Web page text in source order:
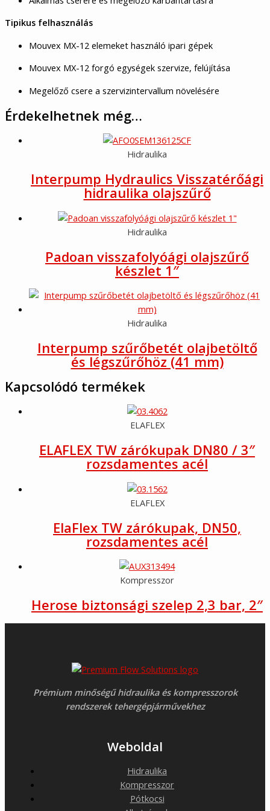
Tipikus felhasználás
Mouvex MX-12 elemeket használó ipari gépek
Mouvex MX-12 forgó egységek szervize, felújítása
Megelőző csere a szervizintervallum növelésére
Érdekelhetnek még…
Hidraulika
Interpump Hydraulics Visszatérőági
hidraulika olajszűrő
Hidraulika
Padoan visszafolyóági olajszűrő
készlet 1″
Hidraulika
Interpump szűrőbetét olajbetöltő
és légszűrőhöz (41 mm)
Kapcsolódó termékek
ELAFLEX
ELAFLEX TW zárókupak DN80 / 3″
rozsdamentes acél
ELAFLEX
ElaFlex TW zárókupak, DN50,
rozsdamentes acél
Kompresszor
Herose biztonsági szelep 2,3 bar, 2″
Prémium minőségű hidraulika és kompresszorok
rendszerek tehergépjárművekhez
Weboldal
Hidraulika
Kompresszor
Pótkocsi